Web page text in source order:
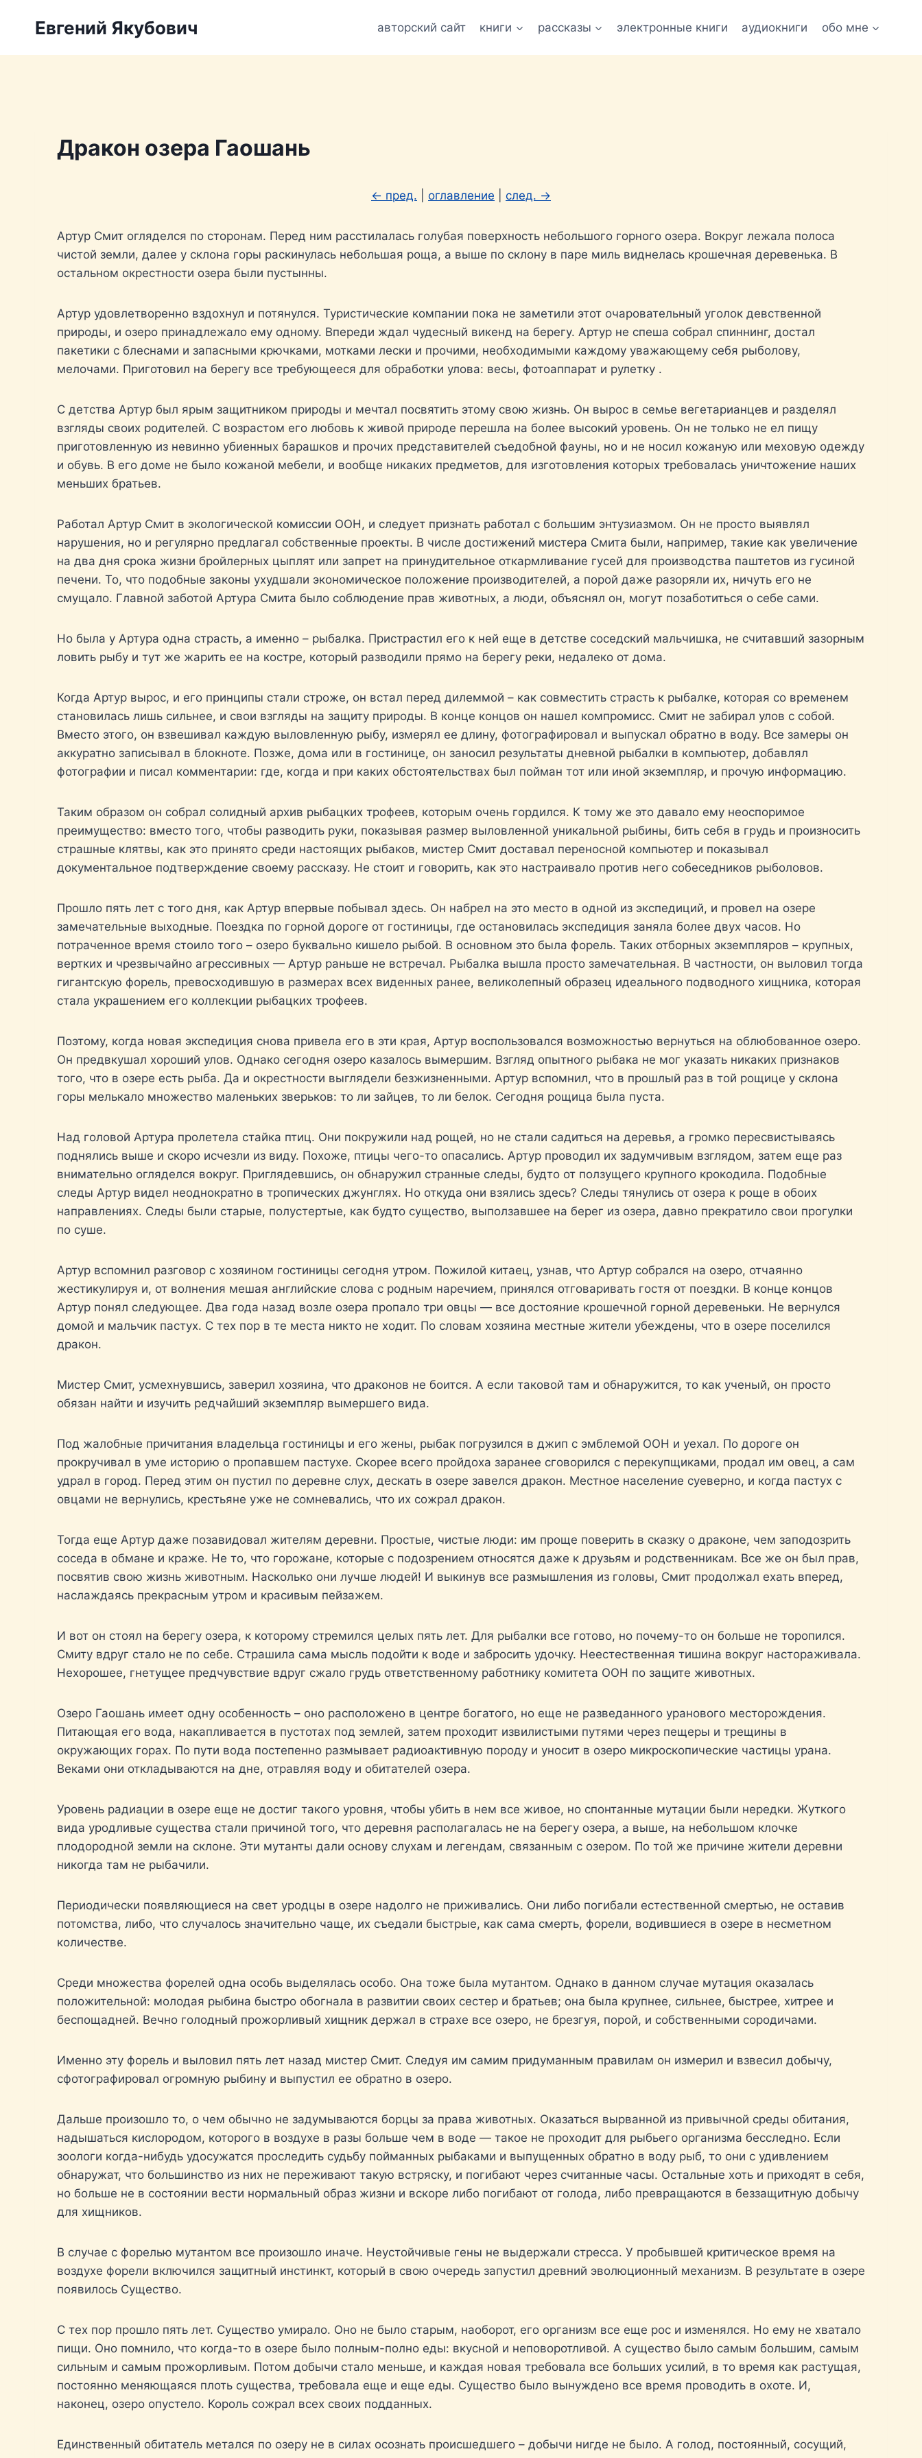
Евгений Якубович авторский сайт книги рассказы электронные книги аудиокниги обо мне
Дракон озера Гаошань
← пред. оглавление след. →
Артур Смит огляделся по сторонам. Перед ним расстилалась голубая поверхность небольшого горного озера. Вокруг лежала полоса
чистой земли, далее у склона горы раскинулась небольшая роща, а выше по склону в паре миль виднелась крошечная деревенька. В
остальном окрестности озера были пустынны.
Артур удовлетворенно вздохнул и потянулся. Туристические компании пока не заметили этот очаровательный уголок девственной
природы, и озеро принадлежало ему одному. Впереди ждал чудесный викенд на берегу. Артур не спеша собрал спиннинг, достал
пакетики с блеснами и запасными крючками, мотками лески и прочими, необходимыми каждому уважающему себя рыболову,
мелочами. Приготовил на берегу все требующееся для обработки улова: весы, фотоаппарат и рулетку .
С детства Артур был ярым защитником природы и мечтал посвятить этому свою жизнь. Он вырос в семье вегетарианцев и разделял
взгляды своих родителей. С возрастом его любовь к живой природе перешла на более высокий уровень. Он не только не ел пищу
приготовленную из невинно убиенных барашков и прочих представителей съедобной фауны, но и не носил кожаную или меховую одежду
и обувь. В его доме не было кожаной мебели, и вообще никаких предметов, для изготовления которых требовалась уничтожение наших
меньших братьев.
Работал Артур Смит в экологической комиссии ООН, и следует признать работал с большим энтузиазмом. Он не просто выявлял
нарушения, но и регулярно предлагал собственные проекты. В числе достижений мистера Смита были, например, такие как увеличение
на два дня срока жизни бройлерных цыплят или запрет на принудительное откармливание гусей для производства паштетов из гусиной
печени. То, что подобные законы ухудшали экономическое положение производителей, а порой даже разоряли их, ничуть его не
смущало. Главной заботой Артура Смита было соблюдение прав животных, а люди, объяснял он, могут позаботиться о себе сами.
Но была у Артура одна страсть, а именно – рыбалка. Пристрастил его к ней еще в детстве соседский мальчишка, не считавший зазорным
ловить рыбу и тут же жарить ее на костре, который разводили прямо на берегу реки, недалеко от дома.
Когда Артур вырос, и его принципы стали строже, он встал перед дилеммой – как совместить страсть к рыбалке, которая со временем
становилась лишь сильнее, и свои взгляды на защиту природы. В конце концов он нашел компромисс. Смит не забирал улов с собой.
Вместо этого, он взвешивал каждую выловленную рыбу, измерял ее длину, фотографировал и выпускал обратно в воду. Все замеры он
аккуратно записывал в блокноте. Позже, дома или в гостинице, он заносил результаты дневной рыбалки в компьютер, добавлял
фотографии и писал комментарии: где, когда и при каких обстоятельствах был пойман тот или иной экземпляр, и прочую информацию.
Таким образом он собрал солидный архив рыбацких трофеев, которым очень гордился. К тому же это давало ему неоспоримое
преимущество: вместо того, чтобы разводить руки, показывая размер выловленной уникальной рыбины, бить себя в грудь и произносить
страшные клятвы, как это принято среди настоящих рыбаков, мистер Смит доставал переносной компьютер и показывал
документальное подтверждение своему рассказу. Не стоит и говорить, как это настраивало против него собеседников рыболовов.
Прошло пять лет с того дня, как Артур впервые побывал здесь. Он набрел на это место в одной из экспедиций, и провел на озере
замечательные выходные. Поездка по горной дороге от гостиницы, где остановилась экспедиция заняла более двух часов. Но
потраченное время стоило того – озеро буквально кишело рыбой. В основном это была форель. Таких отборных экземпляров – крупных,
вертких и чрезвычайно агрессивных — Артур раньше не встречал. Рыбалка вышла просто замечательная. В частности, он выловил тогда
гигантскую форель, превосходившую в размерах всех виденных ранее, великолепный образец идеального подводного хищника, которая
стала украшением его коллекции рыбацких трофеев.
Поэтому, когда новая экспедиция снова привела его в эти края, Артур воспользовался возможностью вернуться на облюбованное озеро.
Он предвкушал хороший улов. Однако сегодня озеро казалось вымершим. Взгляд опытного рыбака не мог указать никаких признаков
того, что в озере есть рыба. Да и окрестности выглядели безжизненными. Артур вспомнил, что в прошлый раз в той рощице у склона
горы мелькало множество маленьких зверьков: то ли зайцев, то ли белок. Сегодня рощица была пуста.
Над головой Артура пролетела стайка птиц. Они покружили над рощей, но не стали садиться на деревья, а громко пересвистываясь
поднялись выше и скоро исчезли из виду. Похоже, птицы чего-то опасались. Артур проводил их задумчивым взглядом, затем еще раз
внимательно огляделся вокруг. Приглядевшись, он обнаружил странные следы, будто от ползущего крупного крокодила. Подобные
следы Артур видел неоднократно в тропических джунглях. Но откуда они взялись здесь? Следы тянулись от озера к роще в обоих
направлениях. Следы были старые, полустертые, как будто существо, выползавшее на берег из озера, давно прекратило свои прогулки
по суше.
Артур вспомнил разговор с хозяином гостиницы сегодня утром. Пожилой китаец, узнав, что Артур собрался на озеро, отчаянно
жестикулируя и, от волнения мешая английские слова с родным наречием, принялся отговаривать гостя от поездки. В конце концов
Артур понял следующее. Два года назад возле озера пропало три овцы — все достояние крошечной горной деревеньки. Не вернулся
домой и мальчик пастух. С тех пор в те места никто не ходит. По словам хозяина местные жители убеждены, что в озере поселился
дракон.
Мистер Смит, усмехнувшись, заверил хозяина, что драконов не боится. А если таковой там и обнаружится, то как ученый, он просто
обязан найти и изучить редчайший экземпляр вымершего вида.
Под жалобные причитания владельца гостиницы и его жены, рыбак погрузился в джип с эмблемой ООН и уехал. По дороге он
прокручивал в уме историю о пропавшем пастухе. Скорее всего пройдоха заранее сговорился с перекупщиками, продал им овец, а сам
удрал в город. Перед этим он пустил по деревне слух, дескать в озере завелся дракон. Местное население суеверно, и когда пастух с
овцами не вернулись, крестьяне уже не сомневались, что их сожрал дракон.
Тогда еще Артур даже позавидовал жителям деревни. Простые, чистые люди: им проще поверить в сказку о драконе, чем заподозрить
соседа в обмане и краже. Не то, что горожане, которые с подозрением относятся даже к друзьям и родственникам. Все же он был прав,
посвятив свою жизнь животным. Насколько они лучше людей! И выкинув все размышления из головы, Смит продолжал ехать вперед,
наслаждаясь прекрасным утром и красивым пейзажем.
И вот он стоял на берегу озера, к которому стремился целых пять лет. Для рыбалки все готово, но почему-то он больше не торопился.
Смиту вдруг стало не по себе. Страшила сама мысль подойти к воде и забросить удочку. Неестественная тишина вокруг настораживала.
Нехорошее, гнетущее предчувствие вдруг сжало грудь ответственному работнику комитета ООН по защите животных.
Озеро Гаошань имеет одну особенность – оно расположено в центре богатого, но еще не разведанного уранового месторождения.
Питающая его вода, накапливается в пустотах под землей, затем проходит извилистыми путями через пещеры и трещины в
окружающих горах. По пути вода постепенно размывает радиоактивную породу и уносит в озеро микроскопические частицы урана.
Веками они откладываются на дне, отравляя воду и обитателей озера.
Уровень радиации в озере еще не достиг такого уровня, чтобы убить в нем все живое, но спонтанные мутации были нередки. Жуткого
вида уродливые существа стали причиной того, что деревня располагалась не на берегу озера, а выше, на небольшом клочке
плодородной земли на склоне. Эти мутанты дали основу слухам и легендам, связанным с озером. По той же причине жители деревни
никогда там не рыбачили.
Периодически появляющиеся на свет уродцы в озере надолго не приживались. Они либо погибали естественной смертью, не оставив
потомства, либо, что случалось значительно чаще, их съедали быстрые, как сама смерть, форели, водившиеся в озере в несметном
количестве.
Среди множества форелей одна особь выделялась особо. Она тоже была мутантом. Однако в данном случае мутация оказалась
положительной: молодая рыбина быстро обогнала в развитии своих сестер и братьев; она была крупнее, сильнее, быстрее, хитрее и
беспощадней. Вечно голодный прожорливый хищник держал в страхе все озеро, не брезгуя, порой, и собственными сородичами.
Именно эту форель и выловил пять лет назад мистер Смит. Следуя им самим придуманным правилам он измерил и взвесил добычу,
сфотографировал огромную рыбину и выпустил ее обратно в озеро.
Дальше произошло то, о чем обычно не задумываются борцы за права животных. Оказаться вырванной из привычной среды обитания,
надышаться кислородом, которого в воздухе в разы больше чем в воде — такое не проходит для рыбьего организма бесследно. Если
зоологи когда-нибудь удосужатся проследить судьбу пойманных рыбаками и выпущенных обратно в воду рыб, то они с удивлением
обнаружат, что большинство из них не переживают такую встряску, и погибают через считанные часы. Остальные хоть и приходят в себя,
но больше не в состоянии вести нормальный образ жизни и вскоре либо погибают от голода, либо превращаются в беззащитную добычу
для хищников.
В случае с форелью мутантом все произошло иначе. Неустойчивые гены не выдержали стресса. У пробывшей критическое время на
воздухе форели включился защитный инстинкт, который в свою очередь запустил древний эволюционный механизм. В результате в озере
появилось Существо.
С тех пор прошло пять лет. Существо умирало. Оно не было старым, наоборот, его организм все еще рос и изменялся. Но ему не хватало
пищи. Оно помнило, что когда-то в озере было полным-полно еды: вкусной и неповоротливой. А существо было самым большим, самым
сильным и самым прожорливым. Потом добычи стало меньше, и каждая новая требовала все больших усилий, в то время как растущая,
постоянно меняющаяся плоть существа, требовала еще и еще еды. Существо было вынуждено все время проводить в охоте. И,
наконец, озеро опустело. Король сожрал всех своих подданных.
Единственный обитатель метался по озеру не в силах осознать происшедшего – добычи нигде не было. А голод, постоянный, сосущий,